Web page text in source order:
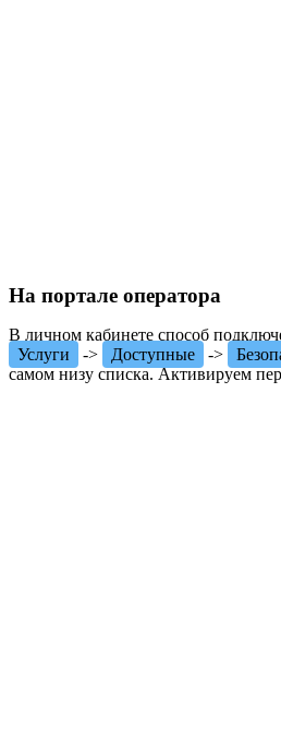
На портале оператора
В личном кабинете способ
Услуги
-> Доступные ->
самом низу списка. Активируем